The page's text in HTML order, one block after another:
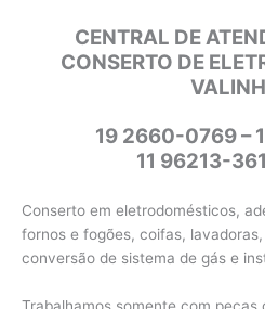
CENTRAL DE
CONSERTO DE
19 2660-0769 –
11 96213-
Conserto em eletrodomésticos,
fornos e fogões, coifas,
conversão de sistema de gás e
Trabalhamos somente com peças